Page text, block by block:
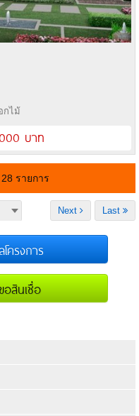
กไม้
บาท
รายการ
Last
Next
ครงการ
สินเชื่อ